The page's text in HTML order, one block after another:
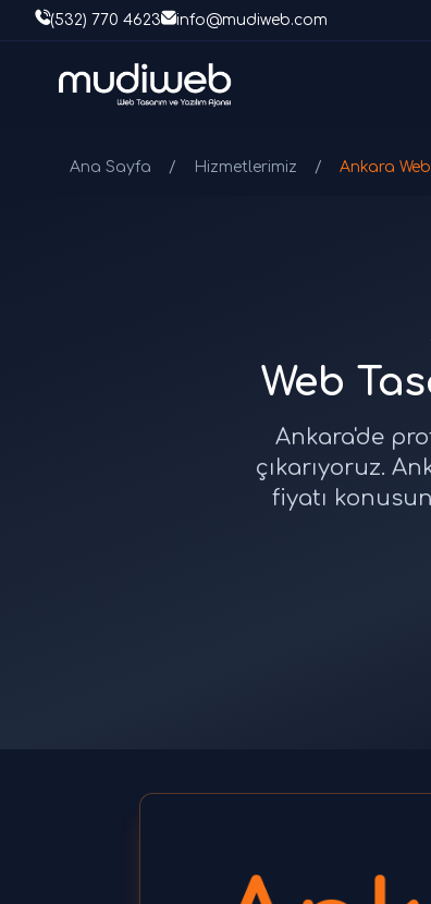
(532) 770 4623 info@mudiweb.com
Ana Sayfa / Hizmetlerimiz / Ankara
Web
Ankara'de
çıkarıyoruz.
fiyatı